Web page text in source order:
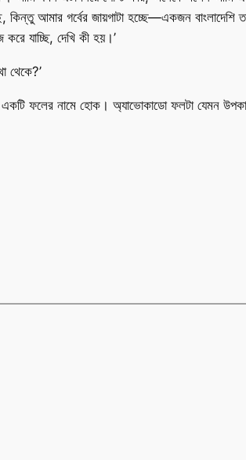
আমার গর্বের জায়গাটা হচ্ছে—একজন বাংলাদেশি
যাচ্ছি, দেখি কী হয়।’
থেকে?’
একটি ফলের নামে হোক। অ্যাভোকাডো ফলটা যেমন